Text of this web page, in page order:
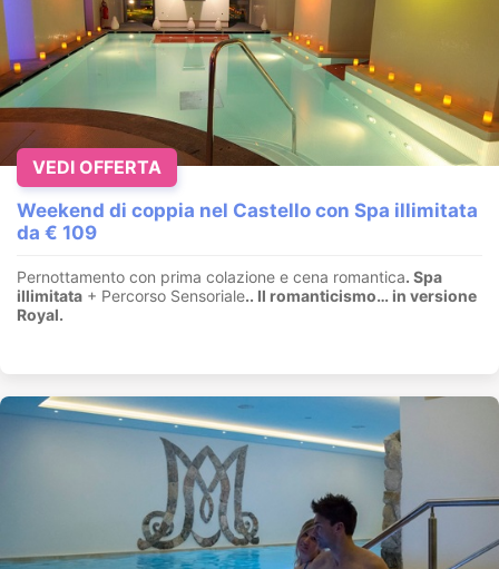
Weekend di coppia nel Castello con Spa illimitata
da € 109
Pernottamento con prima colazione e cena romantica. Spa
illimitata + Percorso Sensoriale.. Il romanticismo… in versione
Royal.
VEDI OFFERTA